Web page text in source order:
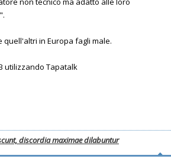
quell'altri in Europa fagli male.
utilizzando Tapatalk
discordia maximae dilabuntur